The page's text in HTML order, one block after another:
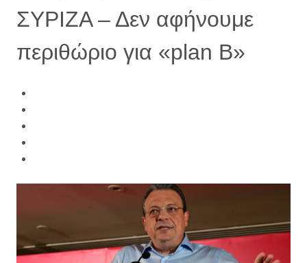
ΣΥΡΙΖΑ – Δεν αφήνουμε
περιθώριο για «plan B»